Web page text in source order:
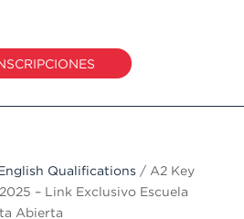
Qualifications / A2 Key
– Link Exclusivo Escuela
Abierta